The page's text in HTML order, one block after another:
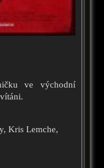
ve východní
Kris Lemche,